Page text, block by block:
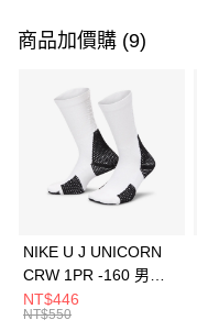
信用卡一次付款
3 期 0 利率 每期
合作金庫商業銀行
華南商業銀行
上海商業儲蓄銀行
元大商業銀行
Apple Pay
全盈+PAY
AFTEE先享後付
商品加價購 (9)
NIKE U J UNICORN
CRW 1PR -160 男女
中統襪 FZ3393100
NT$446
NT$550